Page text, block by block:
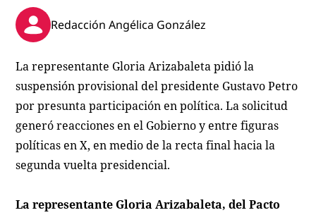
Redacción Angélica González
La representante Gloria Arizabaleta pidió la
suspensión provisional del presidente Gustavo Petro
por presunta participación en política. La solicitud
generó reacciones en el Gobierno y entre figuras
políticas en X, en medio de la recta final hacia la
segunda vuelta presidencial.
La representante Gloria Arizabaleta, del Pacto